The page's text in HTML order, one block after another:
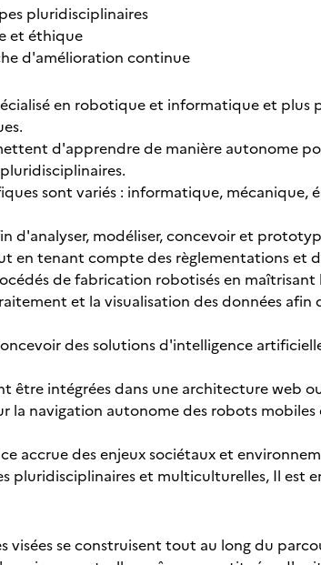
pluridisciplinaires
et éthique
d'amélioration continue
en robotique et informatique et plus
d'apprendre de manière autonome
sont variés : informatique, mécanique,
d'analyser, modéliser, concevoir et
en tenant compte des règlementations et
de fabrication robotisés en maîtrisant
et la visualisation des données afin
des solutions d'intelligence
être intégrées dans une architecture web
la navigation autonome des robots
accrue des enjeux sociétaux et
pluridisciplinaires et multiculturelles, Il est
visées se construisent tout au long du